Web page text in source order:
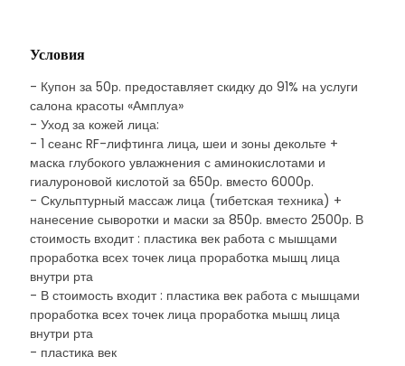
Условия
- Купон за 50р. предоставляет скидку до 91% на услуги
салона красоты «Амплуа»
- Уход за кожей лица:
- 1 сеанс RF-лифтинга лица, шеи и зоны декольте +
маска глубокого увлажнения с аминокислотами и
гиалуроновой кислотой за 650р. вместо 6000р.
- Скульптурный массаж лица (тибетская техника) +
нанесение сыворотки и маски за 850р. вместо 2500р. В
стоимость входит : пластика век работа с мышцами
проработка всех точек лица проработка мышц лица
внутри рта
- В стоимость входит : пластика век работа с мышцами
проработка всех точек лица проработка мышц лица
внутри рта
- пластика век